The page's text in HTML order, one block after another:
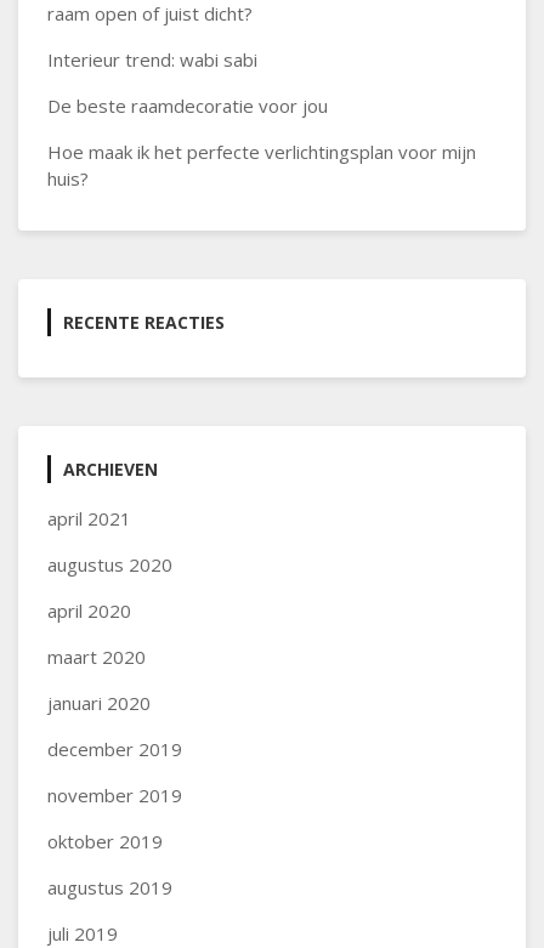
raam open of juist dicht?
Interieur trend: wabi sabi
De beste raamdecoratie voor jou
Hoe maak ik het perfecte verlichtingsplan voor mijn
huis?
RECENTE REACTIES
ARCHIEVEN
april 2021
augustus 2020
april 2020
maart 2020
januari 2020
december 2019
november 2019
oktober 2019
augustus 2019
juli 2019